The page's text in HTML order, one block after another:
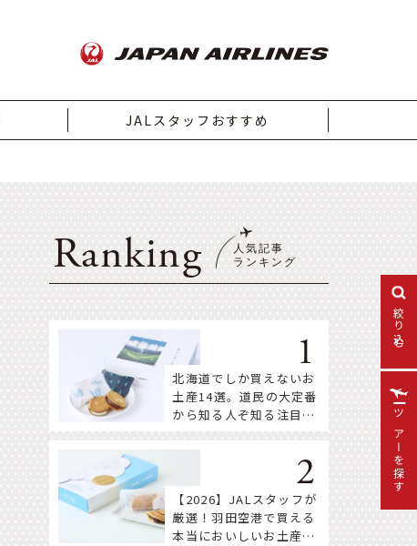
絞り込む
JALスタッフおすすめ
Ranking
北海道でしか買えないお
土産14選。道民の大定番
から知る人ぞ知る注目株
【2026】JALスタッフが
厳選！羽田空港で買える
本当においしいお土産18
ツアーを探す